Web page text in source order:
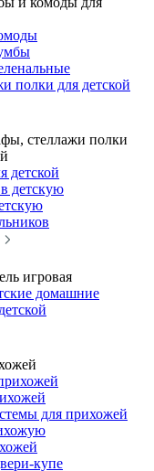
полки для детской
стеллажи полки
детской
детскую
игровая
домашние
для прихожей
купе